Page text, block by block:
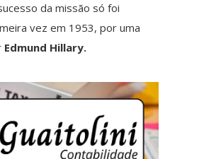
da missão só foi
vez em 1953, por uma
Edmund Hillary.